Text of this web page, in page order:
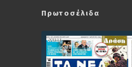
Πρωτοσέλιδα